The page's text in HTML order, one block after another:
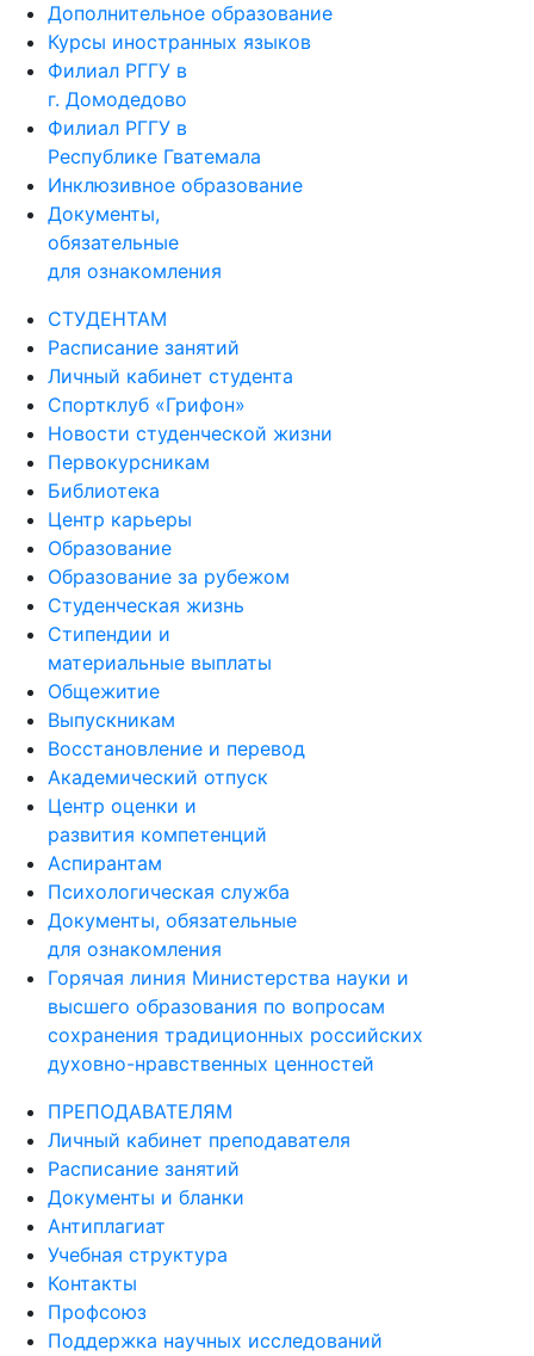
Дополнительное образование
Курсы иностранных языков
Филиал РГГУ в
г. Домодедово
Филиал РГГУ в
Республике Гватемала
Инклюзивное образование
Документы,
обязательные
для ознакомления
СТУДЕНТАМ
Расписание занятий
Личный кабинет студента
Спортклуб «Грифон»
Новости студенческой жизни
Первокурсникам
Библиотека
Центр карьеры
Образование
Образование за рубежом
Студенческая жизнь
Стипендии и
материальные выплаты
Общежитие
Выпускникам
Восстановление и перевод
Академический отпуск
Центр оценки и
развития компетенций
Аспирантам
Психологическая служба
Документы, обязательные
для ознакомления
Горячая линия Министерства науки и
высшего образования по вопросам
сохранения традиционных российских
духовно-нравственных ценностей
ПРЕПОДАВАТЕЛЯМ
Личный кабинет преподавателя
Расписание занятий
Документы и бланки
Антиплагиат
Учебная структура
Контакты
Профсоюз
Поддержка научных исследований